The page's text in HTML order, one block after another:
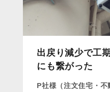
出戻り減少で工
にも繋がった
P社様（注文住宅・不